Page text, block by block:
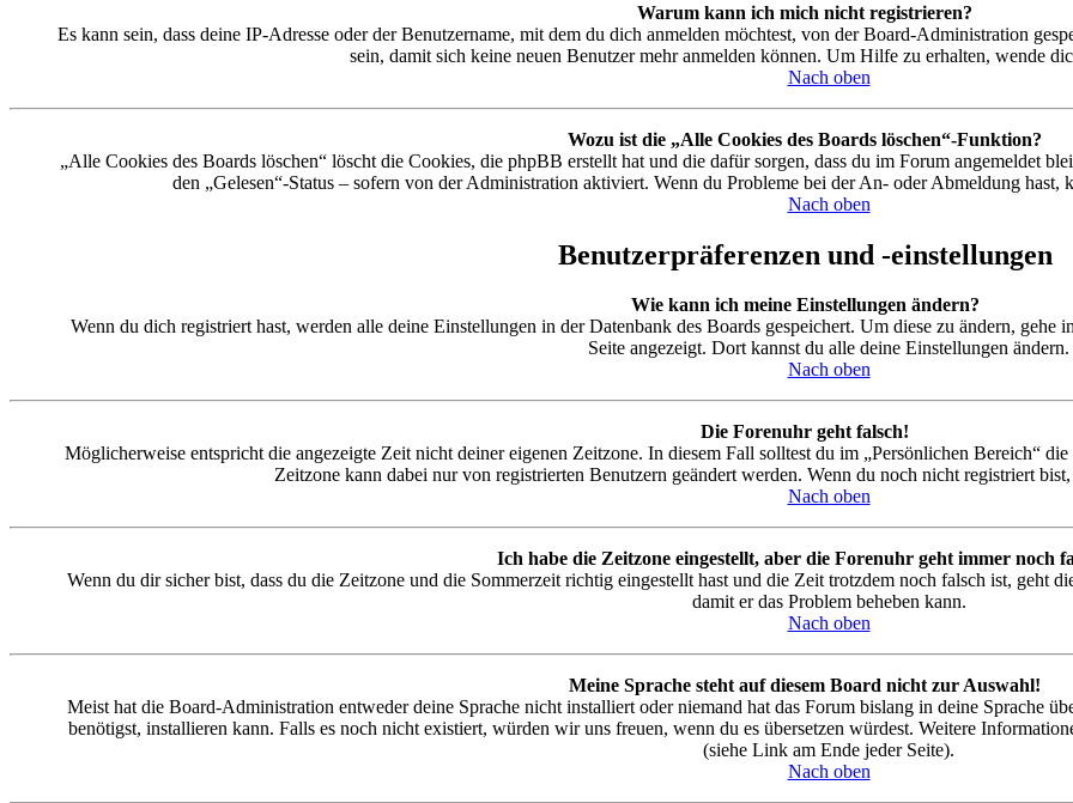
Warum kann ich mich nicht registrieren?
Es kann sein, dass deine IP-Adresse oder der Benutzername, mit dem du dich anmelden möchtest, von der Board-Administration
sein, damit sich keine neuen Benutzer mehr anmelden können. Um Hilfe zu erhalten, wende
Nach oben
Wozu ist die „Alle Cookies des Boards löschen“-Funktion?
„Alle Cookies des Boards löschen“ löscht die Cookies, die phpBB erstellt hat und die dafür sorgen, dass du im Forum angemeldet
den „Gelesen“-Status – sofern von der Administration aktiviert. Wenn du Probleme bei der An- oder Abmeldung hast,
Nach oben
Benutzerpräferenzen und -einstellungen
Wie kann ich meine Einstellungen ändern?
Wenn du dich registriert hast, werden alle deine Einstellungen in der Datenbank des Boards gespeichert. Um diese zu ändern,
Seite angezeigt. Dort kannst du alle deine Einstellungen ändern.
Nach oben
Die Forenuhr geht falsch!
Möglicherweise entspricht die angezeigte Zeit nicht deiner eigenen Zeitzone. In diesem Fall solltest du im „Persönlichen Bereich“
Zeitzone kann dabei nur von registrierten Benutzern geändert werden. Wenn du noch nicht registriert
Nach oben
Ich habe die Zeitzone eingestellt, aber die Forenuhr geht immer noch
Wenn du dir sicher bist, dass du die Zeitzone und die Sommerzeit richtig eingestellt hast und die Zeit trotzdem noch falsch ist, geht
damit er das Problem beheben kann.
Nach oben
Meine Sprache steht auf diesem Board nicht zur Auswahl!
Meist hat die Board-Administration entweder deine Sprache nicht installiert oder niemand hat das Forum bislang in deine Sprache
benötigst, installieren kann. Falls es noch nicht existiert, würden wir uns freuen, wenn du es übersetzen würdest. Weitere
(siehe Link am Ende jeder Seite).
Nach oben